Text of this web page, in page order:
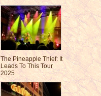
The Pineapple Thief: It
Leads To This Tour
2025